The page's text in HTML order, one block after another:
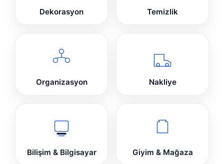
Dekorasyon Temizlik
Organizasyon Nakliye
Bilişim & Bilgisayar Giyim & Mağaza